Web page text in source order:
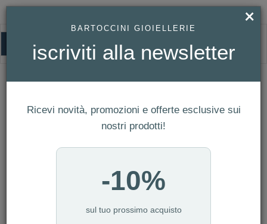
HOMEPAGE
OROLOGIO TISSOT BALLADE 30MM POWERMATIC 80 COSC REF.
Orologio Tissot Ballade 30mm
Powermatic 80 COSC Ref.
T156.208.11.353.00
×
BARTOCCINI GIOIELLERIE
iscriviti alla newsletter
Ricevi novità, promozioni e offerte esclusive sui
nostri prodotti!
-10%
sul tuo prossimo acquisto